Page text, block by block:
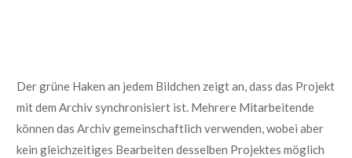
Der grüne Haken an jedem Bildchen zeigt an, dass das Projekt
mit dem Archiv synchronisiert ist. Mehrere Mitarbeitende
können das Archiv gemeinschaftlich verwenden, wobei aber
kein gleichzeitiges Bearbeiten desselben Projektes möglich